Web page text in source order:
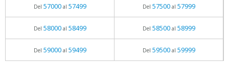
Del 57000al 57499 Del 57500al 57999
Del 58000al 58499 Del 58500al 58999
Del 59000al 59499 Del 59500al 59999